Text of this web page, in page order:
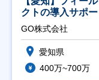
クトの導入サポ
直帰
GO株式会社
愛知県
400万~700万